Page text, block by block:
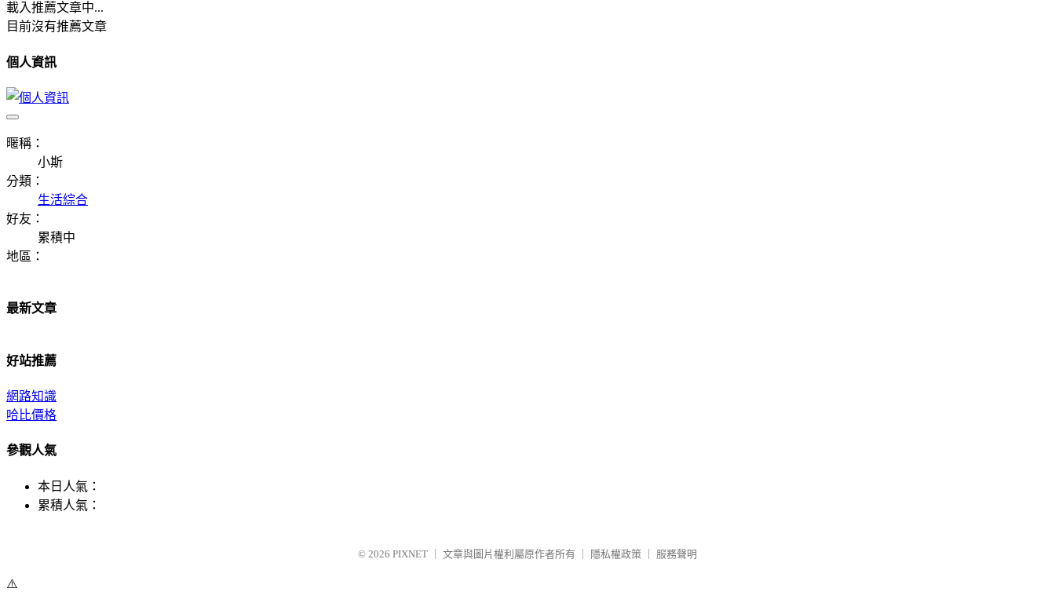
載入推薦文章中...
目前沒有推薦文章
個人資訊
暱稱：
小斯
分類：
生活綜合
好友：
累積中
地區：
最新文章
好站推薦
網路知識
哈比價格
參觀人氣
本日人氣：
累積人氣：
© 2026 PIXNET 文章與圖片權利屬原作者所有 隱私權政策 服務聲明
⚠️